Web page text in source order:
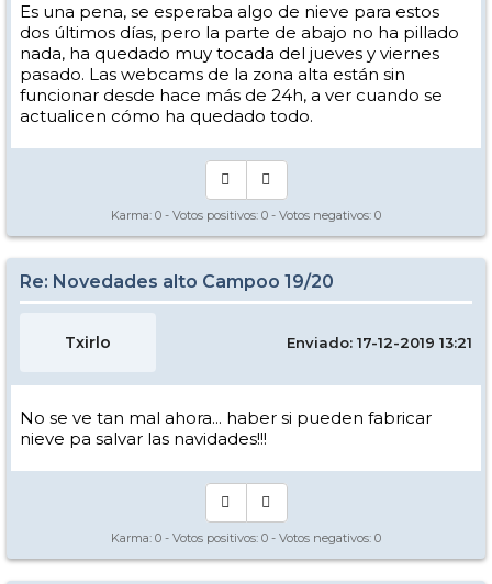
Es una pena, se esperaba algo de nieve para estos
dos últimos días, pero la parte de abajo no ha pillado
nada, ha quedado muy tocada del jueves y viernes
pasado. Las webcams de la zona alta están sin
funcionar desde hace más de 24h, a ver cuando se
actualicen cómo ha quedado todo.
Karma: 0 - Votos positivos: 0 - Votos negativos: 0
Re: Novedades alto Campoo 19/20
Txirlo Enviado: 17-12-2019 13:21
No se ve tan mal ahora... haber si pueden fabricar
nieve pa salvar las navidades!!!
Karma: 0 - Votos positivos: 0 - Votos negativos: 0